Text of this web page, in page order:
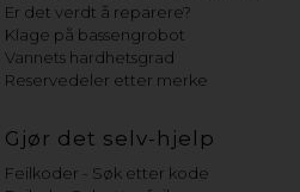
Er det verdt å reparere?
Klage på bassengrobot
Vannets hardhetsgrad
Reservedeler etter merke
Gjør det selv-hjelp
Feilkoder - Søk etter kode